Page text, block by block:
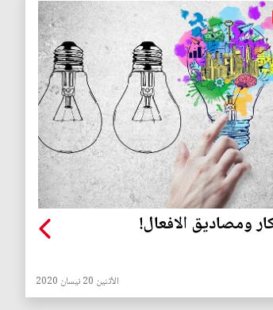
ومصاديق الافعال!
الأثنين 20 نيسان 2020